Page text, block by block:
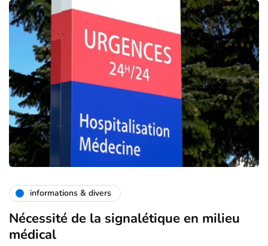
informations & divers
Nécessité de la signalétique en milieu
médical